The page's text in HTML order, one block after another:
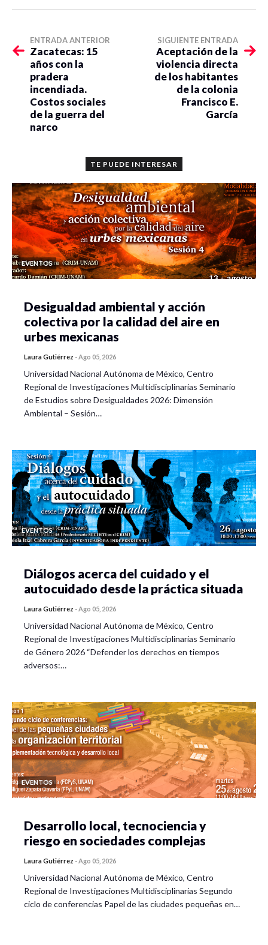
ENTRADA ANTERIOR
Zacatecas: 15
años con la
pradera
incendiada.
Costos sociales
de la guerra del
narco
SIGUIENTE ENTRADA
Aceptación de la
violencia directa
de los habitantes
de la colonia
Francisco E.
García
TE PUEDE INTERESAR
EVENTOS
Desigualdad ambiental y acción
colectiva por la calidad del aire en
urbes mexicanas
Laura Gutiérrez -Ago 05, 2026
Universidad Nacional Autónoma de México, Centro
Regional de Investigaciones Multidisciplinarias Seminario
de Estudios sobre Desigualdades 2026: Dimensión
Ambiental – Sesión…
EVENTOS
Diálogos acerca del cuidado y el
autocuidado desde la práctica situada
Laura Gutiérrez -Ago 05, 2026
Universidad Nacional Autónoma de México, Centro
Regional de Investigaciones Multidisciplinarias Seminario
de Género 2026 “Defender los derechos en tiempos
adversos:…
EVENTOS
Desarrollo local, tecnociencia y
riesgo en sociedades complejas
Laura Gutiérrez -Ago 05, 2026
Universidad Nacional Autónoma de México, Centro
Regional de Investigaciones Multidisciplinarias Segundo
ciclo de conferencias Papel de las ciudades pequeñas en…